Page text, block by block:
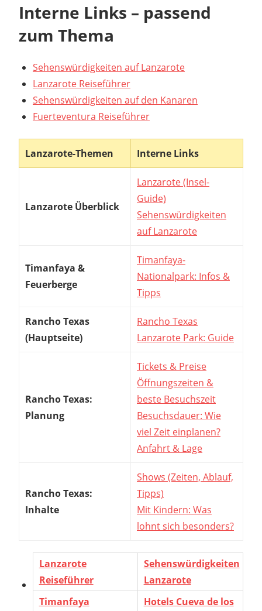
Interne Links – passend
zum Thema
Sehenswürdigkeiten auf Lanzarote
Lanzarote Reiseführer
Sehenswürdigkeiten auf den Kanaren
Fuerteventura Reiseführer
Lanzarote-Themen Interne Links
Lanzarote Überblick
Lanzarote (Insel-
Guide)
Sehenswürdigkeiten
auf Lanzarote
Timanfaya &
Feuerberge
Timanfaya-
Nationalpark: Infos &
Tipps
Rancho Texas
(Hauptseite)
Rancho Texas
Lanzarote Park: Guide
Rancho Texas:
Planung
Tickets & Preise
Öffnungszeiten &
beste Besuchszeit
Besuchsdauer: Wie
viel Zeit einplanen?
Anfahrt & Lage
Rancho Texas:
Inhalte
Shows (Zeiten, Ablauf,
Tipps)
Mit Kindern: Was
lohnt sich besonders?
Lanzarote
Reiseführer
Sehenswürdigkeiten
Lanzarote
Timanfaya
Hotels Cueva de los